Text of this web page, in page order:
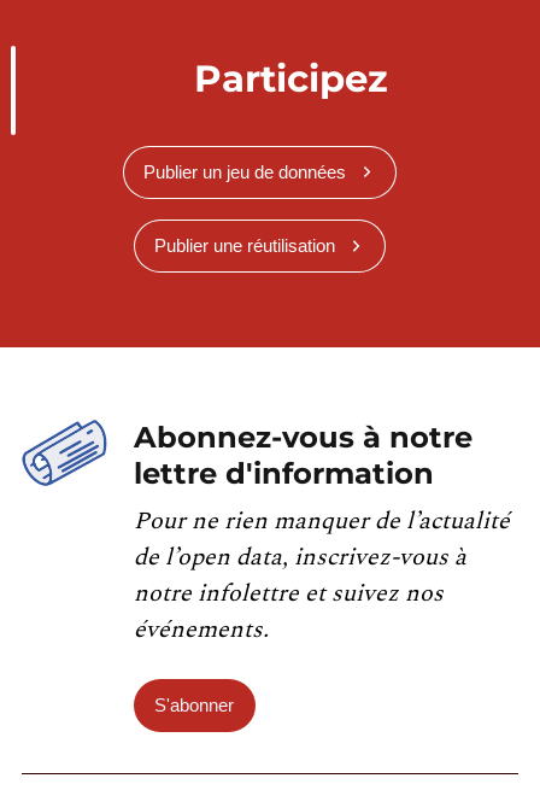
Participez
Publier un jeu de données
Publier une réutilisation
Abonnez-vous à notre
lettre d'information
Pour ne rien manquer de l’actualité
de l’open data, inscrivez-vous à
notre infolettre et suivez nos
événements.
S'abonner